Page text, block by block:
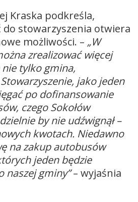
Kraska podkreśla,
do stowarzyszenia otwiera
możliwości. – „W
zrealizować więcej
tylko gmina,
jako jeden
po dofinansowanie
czego Sokołów
by nie udźwignął –
kwotach. Niedawno
na zakup autobusów
jeden będzie
naszej gminy”– wyjaśnia